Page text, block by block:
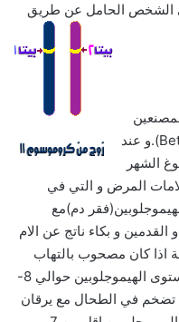
الشخص الحامل عن طريق
لسلسة البروتين بيتا ( Beta Globin chain).و عند
الشهر
المرض و التي في
دم)مع
و بكاء ناتج عن الام
اذا كان مصحوب بالتهاب
بكتيري في الدم.و في العادة يتراوح مستوى الهيموجلوبين حوالي 8-
ويكون لدية تضخم في الطحال مع يرقان